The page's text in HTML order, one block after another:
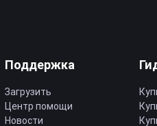
Поддержка
Загрузить
Центр помощи
Новости